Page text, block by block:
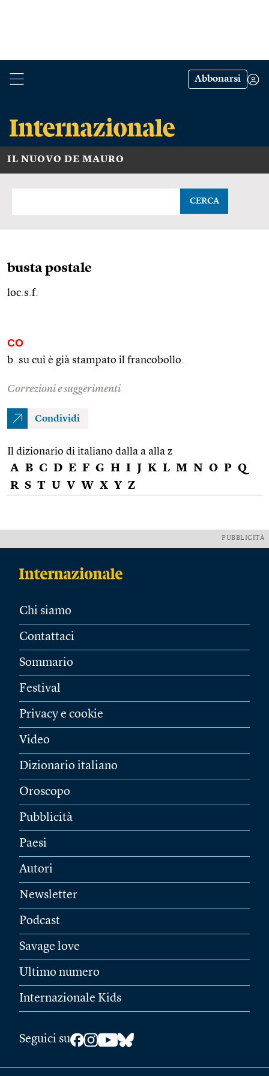
Abbonarsi
IL NUOVO DE MAURO
CERCA
busta postale
loc.s.f.
CO
b. su cui è già stampato il francobollo.
Correzioni e suggerimenti
Condividi
Il dizionario di italiano dalla a alla z
A B C D E F G H I J K L M N O P Q
R S T U V W X Y Z
PUBBLICITÀ
Chi siamo
Contattaci
Sommario
Festival
Privacy e cookie
Video
Dizionario italiano
Oroscopo
Pubblicità
Paesi
Autori
Newsletter
Podcast
Savage love
Ultimo numero
Internazionale Kids
Seguici su